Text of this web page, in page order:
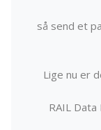
så send et
Lige nu er
RAIL Data